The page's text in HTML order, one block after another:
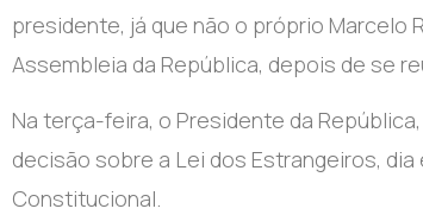
presidente, já que não o próprio Marcelo
Assembleia da República, depois de se
Na terça-feira, o Presidente da
decisão sobre a Lei dos Estrangeiros,
Constitucional.